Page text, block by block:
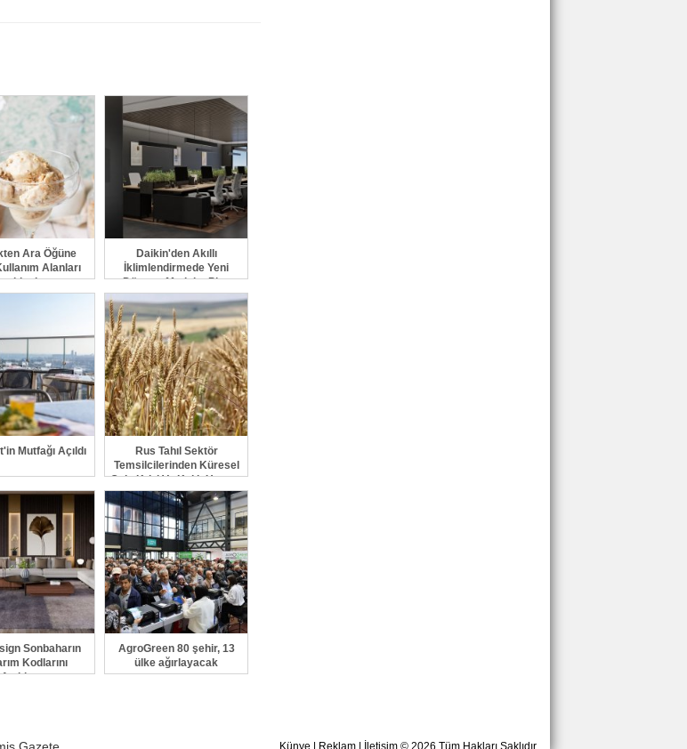
GÖNDER
Ara Öğüne
Alanları
Daikin'den Akıllı
İklimlendirmede Yeni
Dönem: Madoka Plus
Türkiye'de
Mutfağı Açıldı
Rus Tahıl Sektör
Temsilcilerinden Küresel
Gıda Krizi Ve Kıtlık Uyarısı
Sonbaharın
Kodlarını
Açıklıyor
AgroGreen 80 şehir, 13
ülke ağırlayacak
Gazete Künye | Reklam| İletişim© 2026 Tüm Hakları Saklıdır